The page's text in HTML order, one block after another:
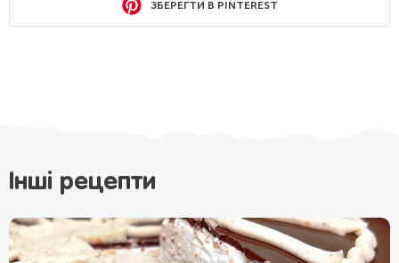
ЗБЕРЕГТИ В PINTEREST
Інші рецепти